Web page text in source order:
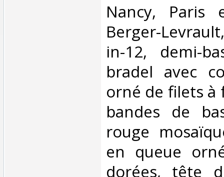
‎Nancy, Paris
Berger-
in-12, demi-
bradel avec
orné de filets à
bandes de
rouge
en queue
dorées, tête